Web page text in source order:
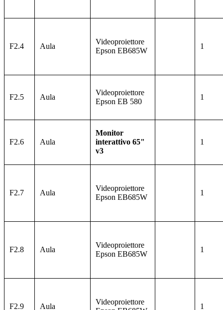
F2.4 Aula
Videoproiettore
Epson EB685W
1
F2.5 Aula
Videoproiettore
Epson EB 580
1
F2.6 Aula
Monitor
interattivo 65"
v3
1
F2.7 Aula
Videoproiettore
Epson EB685W
1
F2.8 Aula
Videoproiettore
Epson EB685W
1
F2.9 Aula
Videoproiettore
1